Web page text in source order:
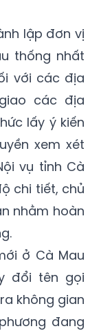
lập đơn vị
thống nhất
với các địa
các địa
lấy ý kiến
xem xét
vụ tỉnh Cà
chi tiết, chủ
nhằm hoàn
ở Cà Mau
đổi tên gọi
không gian
đang